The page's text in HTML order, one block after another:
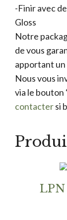
-Finir avec
Gloss
Notre
de vous
apportant
Nous vous
via le bouton
contactersi